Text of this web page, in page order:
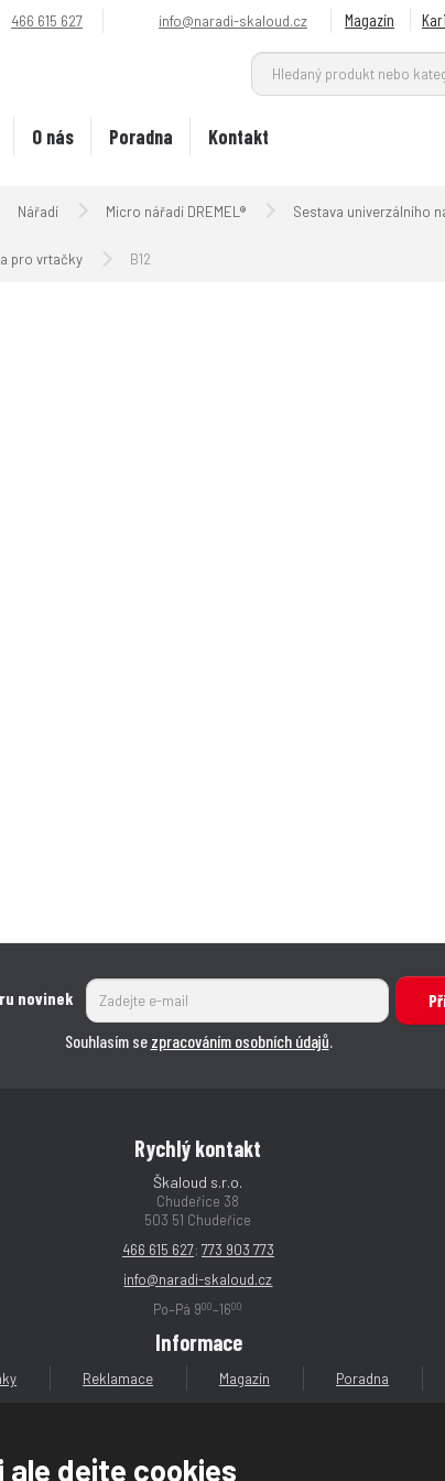
ale dejte cookies
466 615 627 info@naradi-skaloud.cz Magazín
O nás Poradna Kontakt
strana
Nářadí Micro nářadí DREMEL® Sestava univerzálního
pro vrtačky B12
novinek
Souhlasím se zpracováním osobních údajů.
Rychlý kontakt
Škaloud s.r.o.
Chudeřice 38
503 51 Chudeřice
466 615 627; 773 903 773
info@naradi-skaloud.cz
Po–Pá 900–1600
Informace
Reklamace Magazín Poradna